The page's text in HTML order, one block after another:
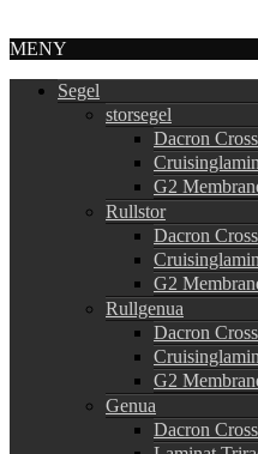
MENY
Segel
storsegel
Dacron
G2
Rullstor
Dacron
G2
Rullgenua
Dacron
G2
Genua
Dacron